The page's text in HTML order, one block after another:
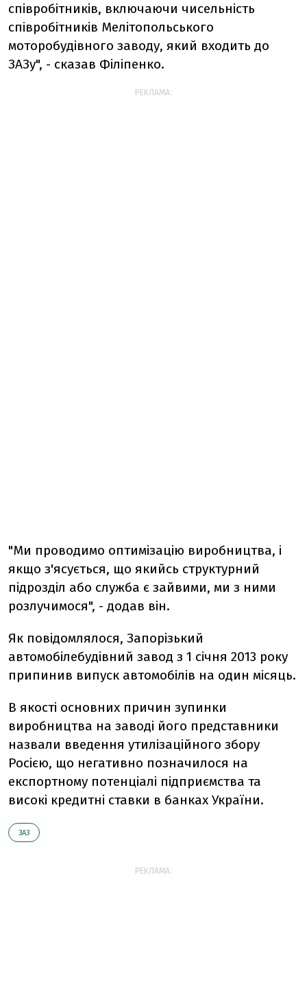
співробітників, включаючи чисельність
співробітників Мелітопольського
моторобудівного заводу, який входить до
ЗАЗу", - сказав Філіпенко.
РЕКЛАМА:
"Ми проводимо оптимізацію виробництва, і
якщо з'ясується, що якийсь структурний
підрозділ або служба є зайвими, ми з ними
розлучимося", - додав він.
Як повідомлялося, Запорізький
автомобілебудівний завод з 1 січня 2013 року
припинив випуск автомобілів на один місяць.
В якості основних причин зупинки
виробництва на заводі його представники
назвали введення утилізаційного збору
Росією, що негативно позначилося на
експортному потенціалі підприємства та
високі кредитні ставки в банках України.
ЗАЗ
РЕКЛАМА: